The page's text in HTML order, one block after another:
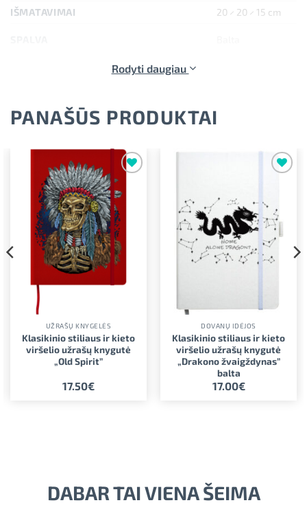
IŠMATAVIMAI
20 × 20 × 15 cm
MAKSIMALUS SPAUDOS AUKŠTIS
MAKSIMALUS SPAUDOS PLOTIS
Rodyti daugiau
PANAŠŪS PRODUKTAI
Pridėti į
norimus
UŽRAŠŲ KNYGELĖS
Klasikinio stiliaus ir kieto
viršelio užrašų knygutė
„Old Spirit”
17.50€
DOVANŲ IDĖJOS
Klasikinio stiliaus ir kieto
viršelio užrašų knygutė
„Drakono žvaigždynas”
balta
17.00€
DABAR TAI VIENA ŠEIMA